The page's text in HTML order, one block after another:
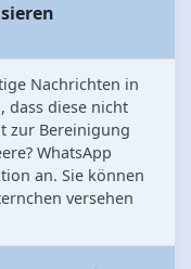
Nachrichten in
dass diese nicht
zur Bereinigung
WhatsApp
an. Sie können
versehen